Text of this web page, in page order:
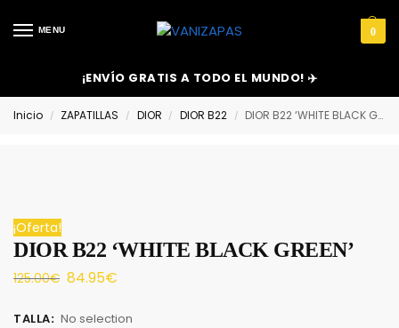
MENU 0
¡ENVÍO GRATIS A TODO EL MUNDO! ✈️
Inicio / ZAPATILLAS / DIOR / DIOR B22 / DIOR B22 ‘WHITE BLACK GREEN’
¡Oferta!
DIOR B22 ‘WHITE BLACK GREEN’
125.00€ 84.95€
TALLA: No selection